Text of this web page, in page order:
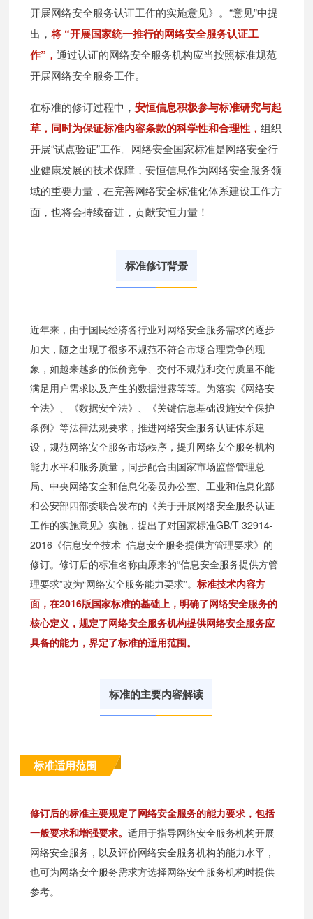
开展网络安全服务认证工作的实施意见》。“意见”中提
出，将 “开展国家统一推行的网络安全服务认证工
作”，通过认证的网络安全服务机构应当按照标准规范
开展网络安全服务工作。
在标准的修订过程中，安恒信息积极参与标准研究与起
草，同时为保证标准内容条款的科学性和合理性，组织
开展“试点验证”工作。网络安全国家标准是网络安全行
业健康发展的技术保障，安恒信息作为网络安全服务领
域的重要力量，在完善网络安全标准化体系建设工作方
面，也将会持续奋进，贡献安恒力量！
标准修订背景
近年来，由于国民经济各行业对网络安全服务需求的逐步
加大，随之出现了很多不规范不符合市场合理竞争的现
象，如越来越多的低价竞争、交付不规范和交付质量不能
满足用户需求以及产生的数据泄露等等。为落实《网络安
全法》、《数据安全法》、《关键信息基础设施安全保护
条例》等法律法规要求，推进网络安全服务认证体系建
设，规范网络安全服务市场秩序，提升网络安全服务机构
能力水平和服务质量，同步配合由国家市场监督管理总
局、中央网络安全和信息化委员办公室、工业和信息化部
和公安部四部委联合发布的《关于开展网络安全服务认证
工作的实施意见》实施，提出了对国家标准GB/T 32914-
2016《信息安全技术 信息安全服务提供方管理要求》的
修订。修订后的标准名称由原来的“信息安全服务提供方管
理要求”改为“网络安全服务能力要求”。标准技术内容方
面，在2016版国家标准的基础上，明确了网络安全服务的
核心定义，规定了网络安全服务机构提供网络安全服务应
具备的能力，界定了标准的适用范围。
标准的主要内容解读
标准适用范围
修订后的标准主要规定了网络安全服务的能力要求，包括
一般要求和增强要求。适用于指导网络安全服务机构开展
网络安全服务，以及评价网络安全服务机构的能力水平，
也可为网络安全服务需求方选择网络安全服务机构时提供
参考。